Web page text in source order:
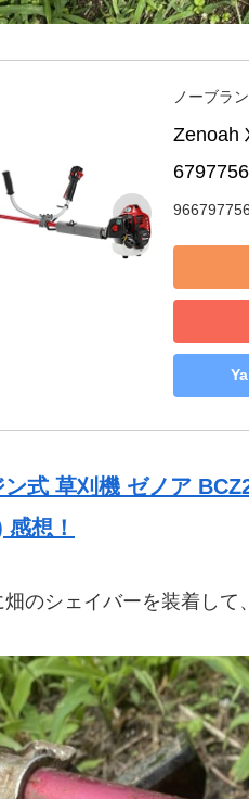
ノーブラ
Zenoah
966797756
式 草刈機 ゼノア
想！
のシェイバーを装着して